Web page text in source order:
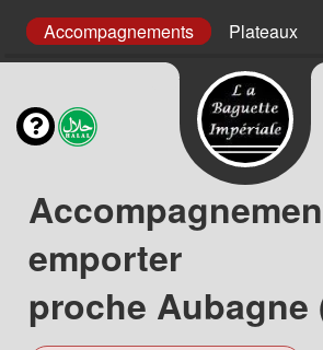
Accompagnements Plateaux
emporter
proche Aubagne